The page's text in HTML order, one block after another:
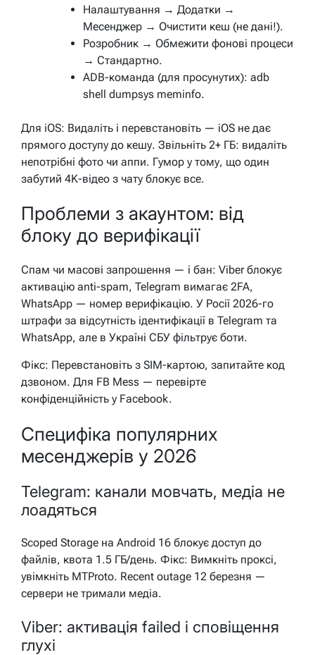
Налаштування → Додатки →
Месенджер → Очистити кеш (не дані!).
Розробник → Обмежити фонові процеси
→ Стандартно.
ADB-команда (для просунутих): adb
shell dumpsys meminfo.
Для iOS: Видаліть і перевстановіть — iOS не дає
прямого доступу до кешу. Звільніть 2+ ГБ: видаліть
непотрібні фото чи аппи. Гумор у тому, що один
забутий 4K-відео з чату блокує все.
Проблеми з акаунтом: від
блоку до верифікації
Спам чи масові запрошення — і бан: Viber блокує
активацію anti-spam, Telegram вимагає 2FA,
WhatsApp — номер верифікацію. У Росії 2026-го
штрафи за відсутність ідентифікації в Telegram та
WhatsApp, але в Україні СБУ фільтрує боти.
Фікс: Перевстановіть з SIM-картою, запитайте код
дзвоном. Для FB Mess — перевірте
конфіденційність у Facebook.
Специфіка популярних
месенджерів у 2026
Telegram: канали мовчать, медіа не
лоадяться
Scoped Storage на Android 16 блокує доступ до
файлів, квота 1.5 ГБ/день. Фікс: Вимкніть проксі,
увімкніть MTProto. Recent outage 12 березня —
сервери не тримали медіа.
Viber: активація failed і сповіщення
глухі